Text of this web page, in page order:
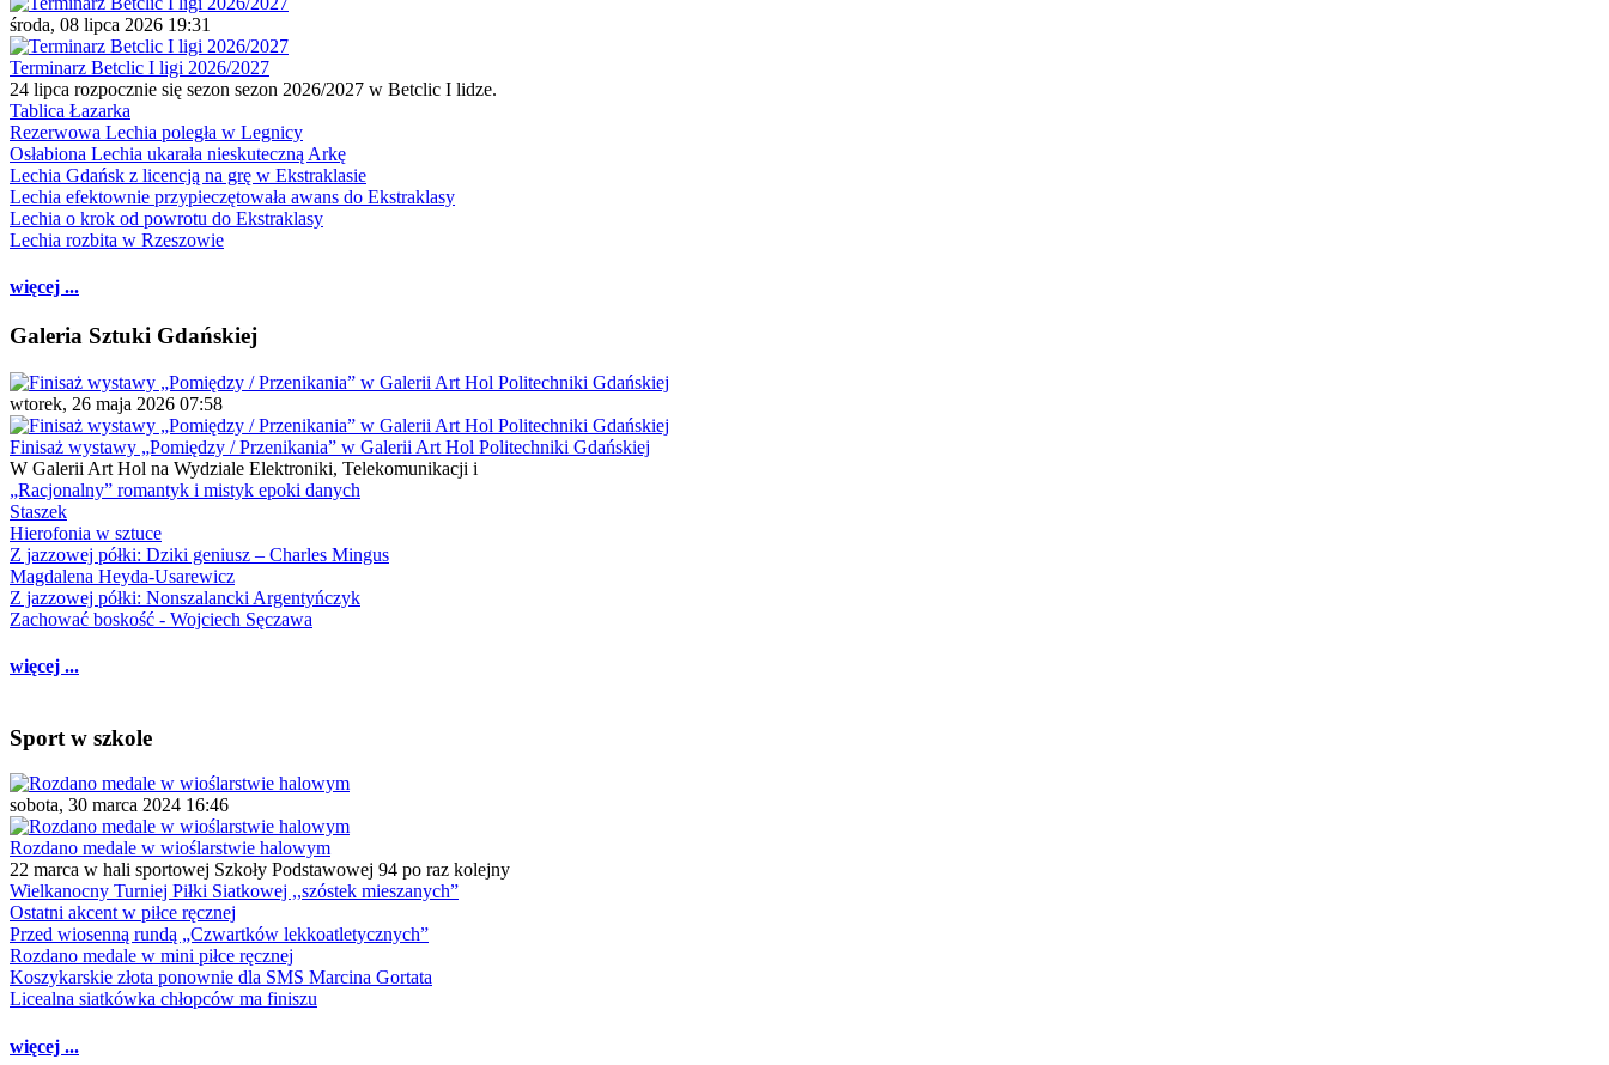
środa, 08 lipca 2026 19:31
Terminarz Betclic I ligi 2026/2027
24 lipca rozpocznie się sezon sezon 2026/2027 w Betclic I lidze.
Tablica Łazarka
Rezerwowa Lechia poległa w Legnicy
Osłabiona Lechia ukarała nieskuteczną Arkę
Lechia Gdańsk z licencją na grę w Ekstraklasie
Lechia efektownie przypieczętowała awans do Ekstraklasy
Lechia o krok od powrotu do Ekstraklasy
Lechia rozbita w Rzeszowie
więcej ...
Galeria Sztuki Gdańskiej
wtorek, 26 maja 2026 07:58
Finisaż wystawy „Pomiędzy / Przenikania” w Galerii Art Hol Politechniki Gdańskiej
W Galerii Art Hol na Wydziale Elektroniki, Telekomunikacji i
„Racjonalny” romantyk i mistyk epoki danych
Staszek
Hierofonia w sztuce
Z jazzowej półki: Dziki geniusz – Charles Mingus
Magdalena Heyda-Usarewicz
Z jazzowej półki: Nonszalancki Argentyńczyk
Zachować boskość - Wojciech Sęczawa
więcej ...
Sport w szkole
sobota, 30 marca 2024 16:46
Rozdano medale w wioślarstwie halowym
22 marca w hali sportowej Szkoły Podstawowej 94 po raz kolejny
Wielkanocny Turniej Piłki Siatkowej ,,szóstek mieszanych”
Ostatni akcent w piłce ręcznej
Przed wiosenną rundą „Czwartków lekkoatletycznych”
Rozdano medale w mini piłce ręcznej
Koszykarskie złota ponownie dla SMS Marcina Gortata
Licealna siatkówka chłopców ma finiszu
więcej ...